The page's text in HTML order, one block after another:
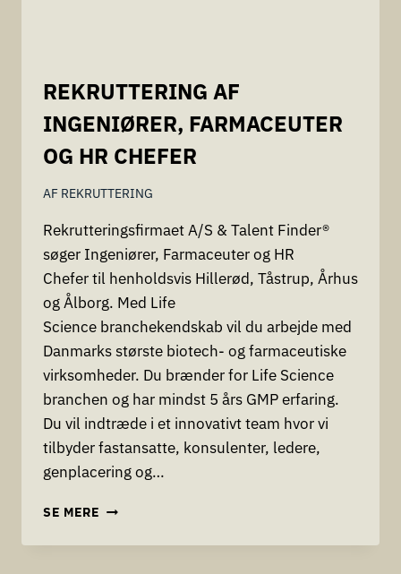
REKRUTTERING AF
INGENIØRER, FARMACEUTER
OG HR CHEFER
AF REKRUTTERING
Rekrutteringsfirmaet A/S & Talent Finder®
søger Ingeniører, Farmaceuter og HR
Chefer til henholdsvis Hillerød, Tåstrup, Århus
og Ålborg. Med Life
Science branchekendskab vil du arbejde med
Danmarks største biotech- og farmaceutiske
virksomheder. Du brænder for Life Science
branchen og har mindst 5 års GMP erfaring.
Du vil indtræde i et innovativt team hvor vi
tilbyder fastansatte, konsulenter, ledere,
genplacering og…
SE MERE REKRUTTERING
INGENIØRER,